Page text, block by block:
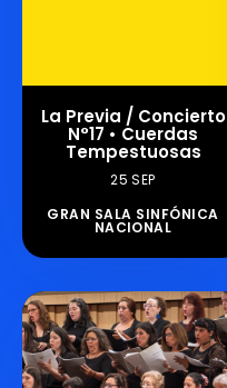
La Previa / Concierto
N°17 • Cuerdas
Tempestuosas
25 SEP
GRAN SALA SINFÓNICA
NACIONAL